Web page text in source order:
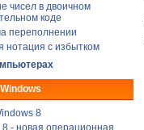
чисел в двоичном
коде
переполнении
нотация с избытком
8
- новая операционная